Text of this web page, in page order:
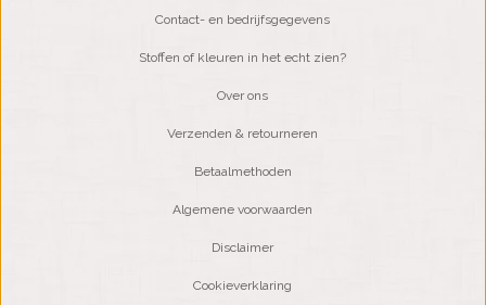
Contact- en bedrijfsgegevens
Stoffen of kleuren in het echt zien?
Over ons
Verzenden & retourneren
Betaalmethoden
Algemene voorwaarden
Disclaimer
Cookieverklaring